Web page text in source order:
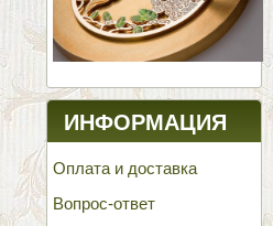
ИНФОРМАЦИЯ
Оплата и доставка
Вопрос-ответ